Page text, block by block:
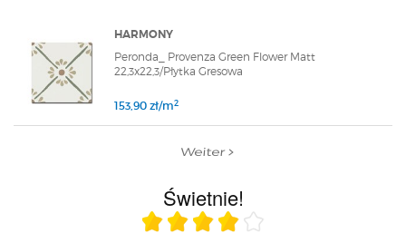
HARMONY
Peronda_ Provenza Green Flower Matt
22,3x22,3/Płytka Gresowa
153,90 zł/m2
Weiter
Świetnie!
Ocena średnia 4 na 5